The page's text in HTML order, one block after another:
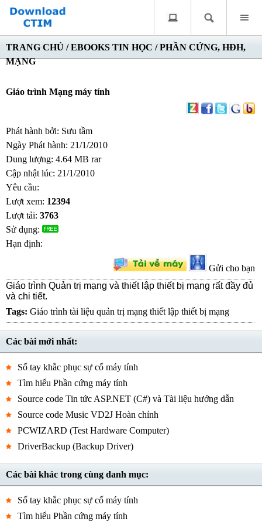
TRANG CHỦ /EBOOKS TIN HỌC /PHẦN CỨNG, HĐH,
MẠNG
Giáo trình Mạng máy tính
Phát hành bởi: Sưu tầm
Ngày Phát hành: 21/1/2010
Dung lượng: 4.64 MB rar
Cập nhật lúc: 21/1/2010
Yêu cầu:
Lượt xem: 12394
Lượt tải: 3763
Sử dụng:
Hạn định:
Gửi cho bạn
Giáo trình Quản trị mạng và thiết lập thiết bị mạng rất đầy đủ
và chi tiết.
Tags: Giáo trình tài liệu quản trị mạng thiết lập thiết bị mạng
Các bài mới nhất:
Sổ tay khắc phục sự cố máy tính
Tìm hiểu Phần cứng máy tính
Source code Tin tức ASP.NET (C#) và Tài liệu hướng dẫn
Source code Music VD2J Hoàn chỉnh
PCWIZARD (Test Hardware Computer)
DriverBackup (Backup Driver)
Các bài khác trong cùng danh mục:
Sổ tay khắc phục sự cố máy tính
Tìm hiểu Phần cứng máy tính